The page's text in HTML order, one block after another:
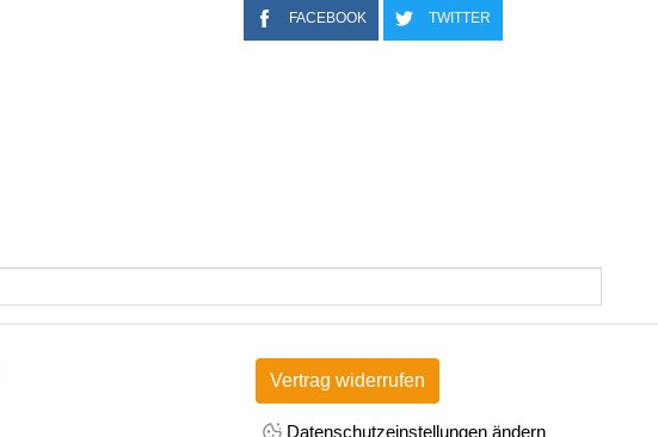
FACEBOOK TWITTER
Vertrag widerrufen
Datenschutzeinstellungen ändern